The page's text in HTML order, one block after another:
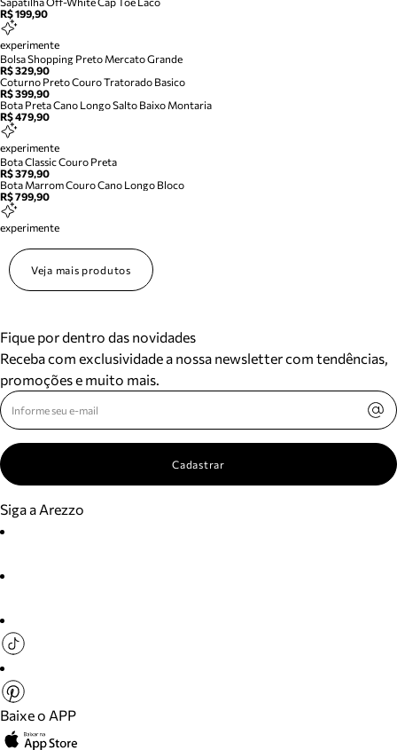
R$ 199,90
experimente
Bolsa Shopping Preto Mercato Grande
R$ 329,90
Coturno Preto Couro Tratorado Basico
R$ 399,90
Bota Preta Cano Longo Salto Baixo Montaria
R$ 479,90
experimente
Bota Classic Couro Preta
R$ 379,90
Bota Marrom Couro Cano Longo Bloco
R$ 799,90
experimente
Veja mais produtos
Fique por dentro das novidades
Receba com exclusividade a nossa newsletter com tendências,
promoções e muito mais.
Cadastrar
Siga a Arezzo
Baixe o APP